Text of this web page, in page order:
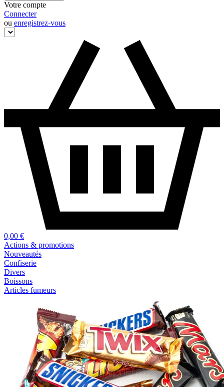
Votre compte
Connecter
ou enregistrez-vous
0,00 €
Actions & promotions
Nouveautés
Confiserie
Divers
Boissons
Articles fumeurs